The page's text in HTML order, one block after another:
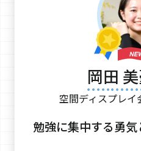
岡田
空間ディスプレイ
勉強に集中する勇